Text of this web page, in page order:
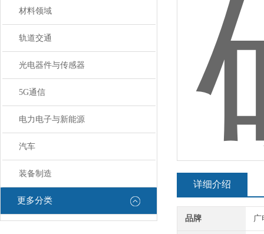
材料领域
轨道交通
光电器件与传感器
5G通信
电力电子与新能源
汽车
装备制造
更多分类
详细介绍
品牌 广